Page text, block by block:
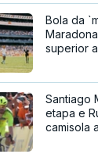
Bola da
superior
Santiago
etapa e
camisola